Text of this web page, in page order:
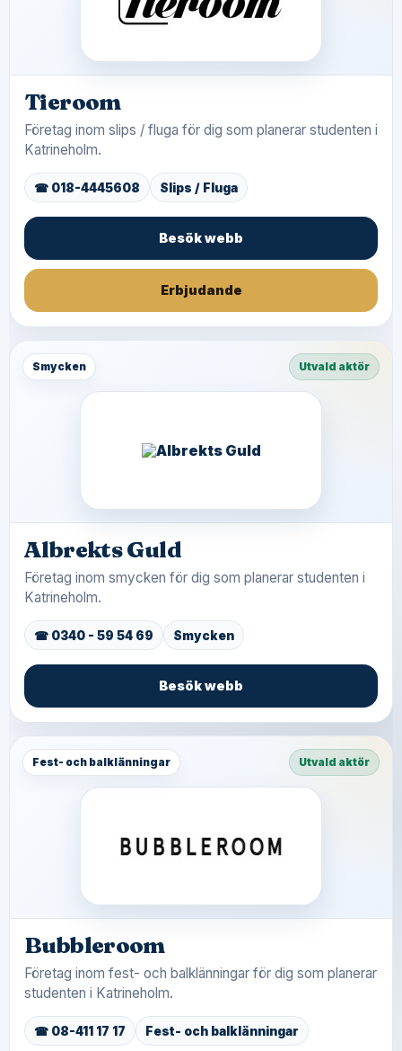
Tieroom
Företag inom slips / fluga för dig som planerar studenten i
Katrineholm.
☎ 018-4445608 Slips / Fluga
Besök webb
Erbjudande
Smycken Utvald aktör
Albrekts Guld
Företag inom smycken för dig som planerar studenten i
Katrineholm.
☎ 0340 - 59 54 69 Smycken
Besök webb
Fest- och balklänningar Utvald aktör
Bubbleroom
Företag inom fest- och balklänningar för dig som planerar
studenten i Katrineholm.
☎ 08-411 17 17 Fest- och balklänningar